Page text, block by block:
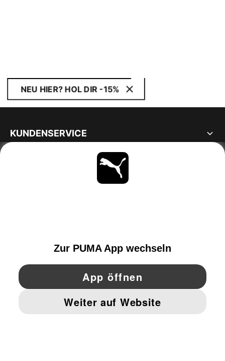
NEU HIER? HOL DIR -15%
KUNDENSERVICE
BLEIBE IMMER AUF DEM LAUFENDEN
YouTube Pinterest
IMPRESSUM UND RECHTLICHE HINWEISE